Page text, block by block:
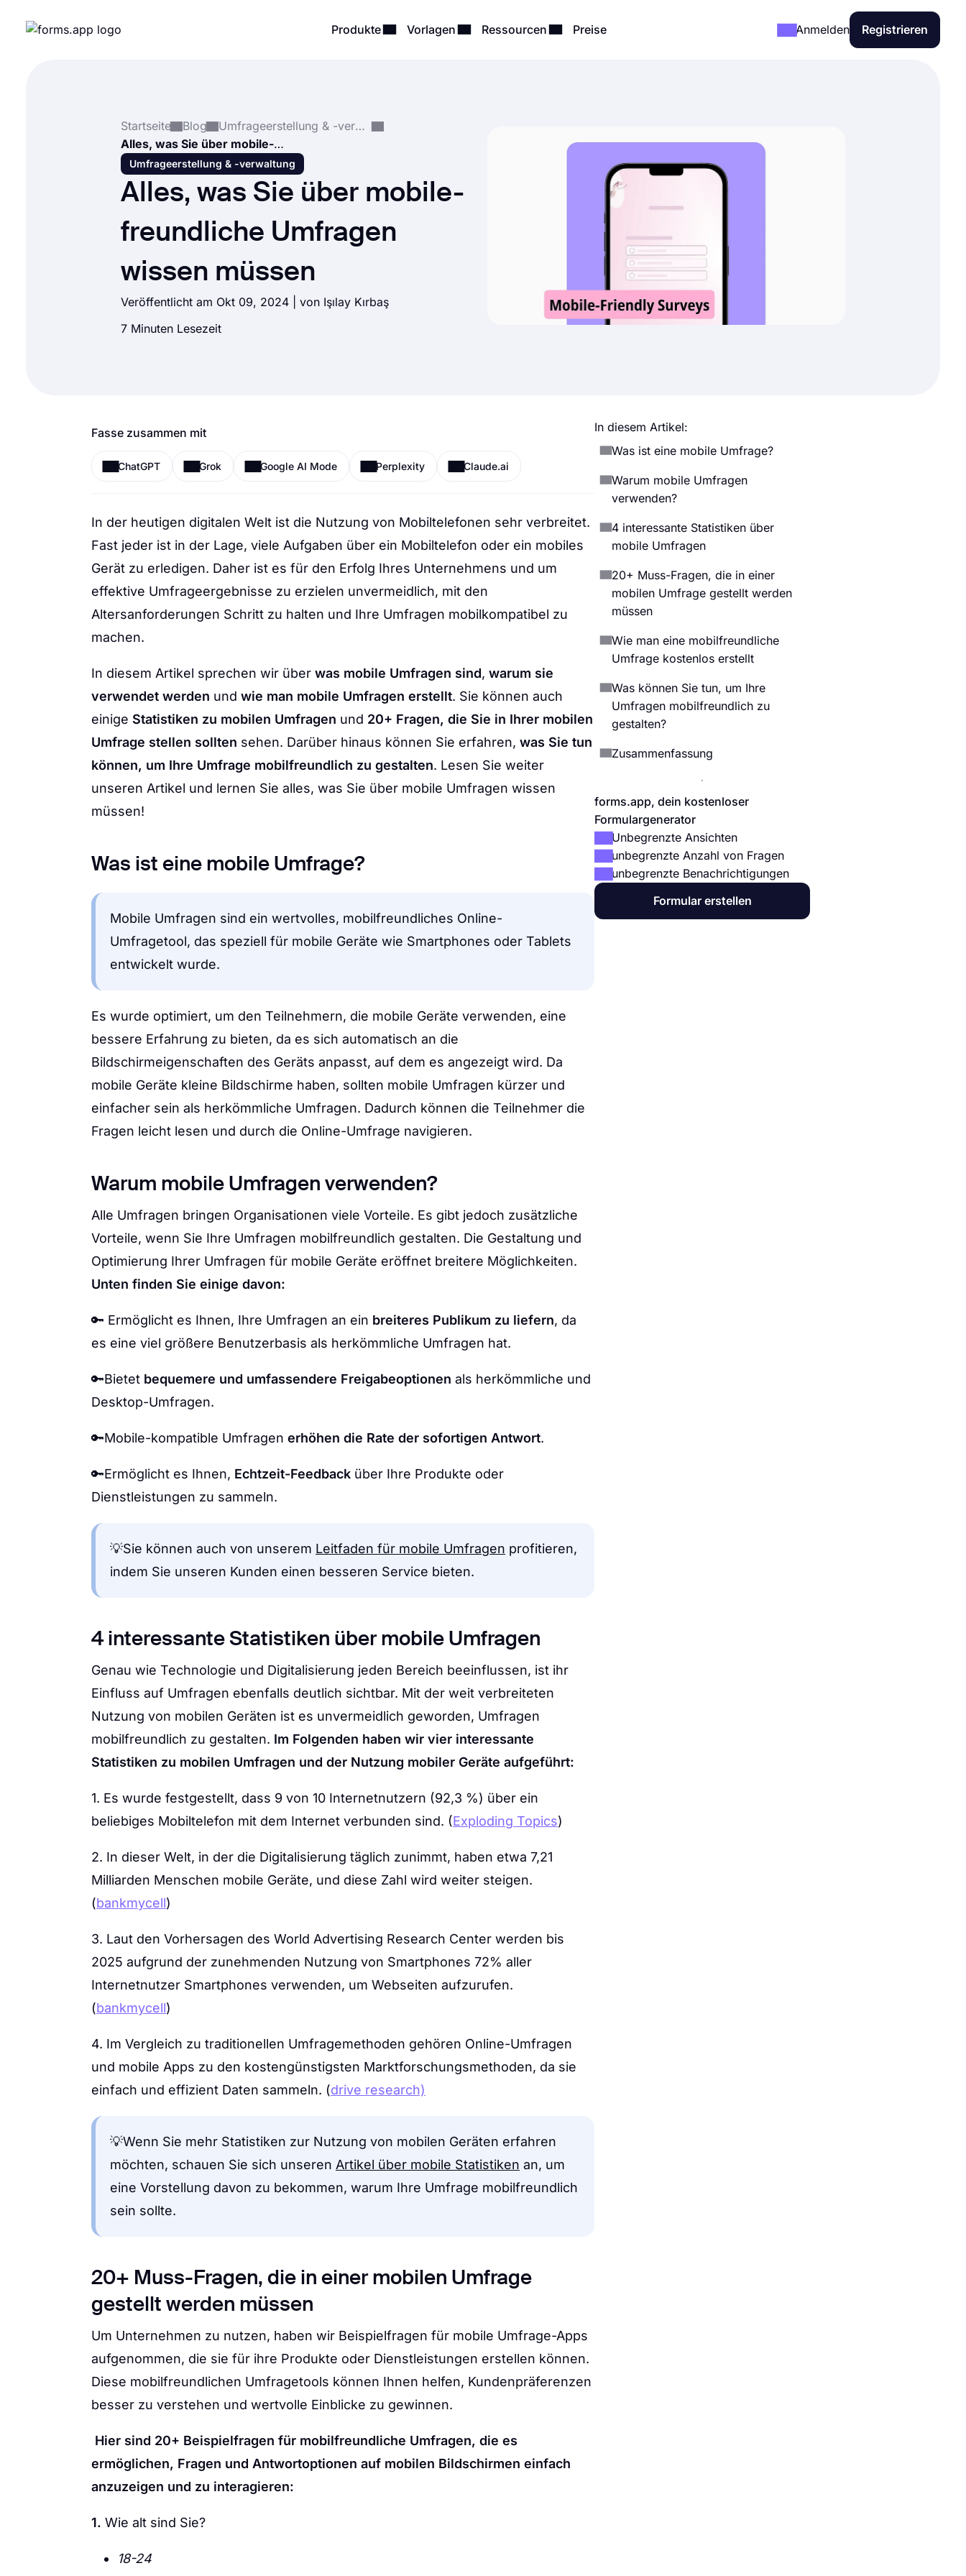
Produkte Vorlagen Ressourcen Preise Anmelden Registrieren
Startseite Blog
Umfrageerstellung & -verwaltung
Alles, was Sie über mobile-freundliche Umfragen wissen müssen
Umfrageerstellung & -verwaltung
Alles, was Sie über mobile-
freundliche Umfragen
wissen müssen
Veröffentlicht am Okt 09, 2024 | von Işılay Kırbaş
7 Minuten Lesezeit
Fasse zusammen mit
ChatGPT Grok Google AI Mode Perplexity Claude.ai
In der heutigen digitalen Welt ist die Nutzung von Mobiltelefonen sehr verbreitet.
Fast jeder ist in der Lage, viele Aufgaben über ein Mobiltelefon oder ein mobiles
Gerät zu erledigen. Daher ist es für den Erfolg Ihres Unternehmens und um
effektive Umfrageergebnisse zu erzielen unvermeidlich, mit den
Altersanforderungen Schritt zu halten und Ihre Umfragen mobilkompatibel zu
machen.
In diesem Artikel sprechen wir über was mobile Umfragen sind, warum sie
verwendet werden und wie man mobile Umfragen erstellt. Sie können auch
einige Statistiken zu mobilen Umfragen und 20+ Fragen, die Sie in Ihrer mobilen
Umfrage stellen sollten sehen. Darüber hinaus können Sie erfahren, was Sie tun
können, um Ihre Umfrage mobilfreundlich zu gestalten. Lesen Sie weiter
unseren Artikel und lernen Sie alles, was Sie über mobile Umfragen wissen
müssen!
Was ist eine mobile Umfrage?
Mobile Umfragen sind ein wertvolles, mobilfreundliches Online-
Umfragetool, das speziell für mobile Geräte wie Smartphones oder Tablets
entwickelt wurde.
Es wurde optimiert, um den Teilnehmern, die mobile Geräte verwenden, eine
bessere Erfahrung zu bieten, da es sich automatisch an die
Bildschirmeigenschaften des Geräts anpasst, auf dem es angezeigt wird. Da
mobile Geräte kleine Bildschirme haben, sollten mobile Umfragen kürzer und
einfacher sein als herkömmliche Umfragen. Dadurch können die Teilnehmer die
Fragen leicht lesen und durch die Online-Umfrage navigieren.
Warum mobile Umfragen verwenden?
Alle Umfragen bringen Organisationen viele Vorteile. Es gibt jedoch zusätzliche
Vorteile, wenn Sie Ihre Umfragen mobilfreundlich gestalten. Die Gestaltung und
Optimierung Ihrer Umfragen für mobile Geräte eröffnet breitere Möglichkeiten.
Unten finden Sie einige davon:
🔑 Ermöglicht es Ihnen, Ihre Umfragen an ein breiteres Publikum zu liefern, da
es eine viel größere Benutzerbasis als herkömmliche Umfragen hat.
🔑Bietet bequemere und umfassendere Freigabeoptionen als herkömmliche und
Desktop-Umfragen.
🔑Mobile-kompatible Umfragen erhöhen die Rate der sofortigen Antwort.
🔑Ermöglicht es Ihnen, Echtzeit-Feedback über Ihre Produkte oder
Dienstleistungen zu sammeln.
💡Sie können auch von unserem Leitfaden für mobile Umfragen profitieren,
indem Sie unseren Kunden einen besseren Service bieten.
4 interessante Statistiken über mobile Umfragen
Genau wie Technologie und Digitalisierung jeden Bereich beeinflussen, ist ihr
Einfluss auf Umfragen ebenfalls deutlich sichtbar. Mit der weit verbreiteten
Nutzung von mobilen Geräten ist es unvermeidlich geworden, Umfragen
mobilfreundlich zu gestalten. Im Folgenden haben wir vier interessante
Statistiken zu mobilen Umfragen und der Nutzung mobiler Geräte aufgeführt:
1. Es wurde festgestellt, dass 9 von 10 Internetnutzern (92,3 %) über ein
beliebiges Mobiltelefon mit dem Internet verbunden sind. (Exploding Topics)
2. In dieser Welt, in der die Digitalisierung täglich zunimmt, haben etwa 7,21
Milliarden Menschen mobile Geräte, und diese Zahl wird weiter steigen.
(bankmycell)
3. Laut den Vorhersagen des World Advertising Research Center werden bis
2025 aufgrund der zunehmenden Nutzung von Smartphones 72% aller
Internetnutzer Smartphones verwenden, um Webseiten aufzurufen.
(bankmycell)
4. Im Vergleich zu traditionellen Umfragemethoden gehören Online-Umfragen
und mobile Apps zu den kostengünstigsten Marktforschungsmethoden, da sie
einfach und effizient Daten sammeln. (drive research)
💡Wenn Sie mehr Statistiken zur Nutzung von mobilen Geräten erfahren
möchten, schauen Sie sich unseren Artikel über mobile Statistiken an, um
eine Vorstellung davon zu bekommen, warum Ihre Umfrage mobilfreundlich
sein sollte.
20+ Muss-Fragen, die in einer mobilen Umfrage
gestellt werden müssen
Um Unternehmen zu nutzen, haben wir Beispielfragen für mobile Umfrage-Apps
aufgenommen, die sie für ihre Produkte oder Dienstleistungen erstellen können.
Diese mobilfreundlichen Umfragetools können Ihnen helfen, Kundenpräferenzen
besser zu verstehen und wertvolle Einblicke zu gewinnen.
Hier sind 20+ Beispielfragen für mobilfreundliche Umfragen, die es
ermöglichen, Fragen und Antwortoptionen auf mobilen Bildschirmen einfach
anzuzeigen und zu interagieren:
1. Wie alt sind Sie?
18-24
In diesem Artikel:
Was ist eine mobile Umfrage?
Warum mobile Umfragen
verwenden?
4 interessante Statistiken über
mobile Umfragen
20+ Muss-Fragen, die in einer
mobilen Umfrage gestellt werden
müssen
Wie man eine mobilfreundliche
Umfrage kostenlos erstellt
Was können Sie tun, um Ihre
Umfragen mobilfreundlich zu
gestalten?
Zusammenfassung
forms.app, dein kostenloser
Formulargenerator
Unbegrenzte Ansichten
unbegrenzte Anzahl von Fragen
unbegrenzte Benachrichtigungen
Formular erstellen